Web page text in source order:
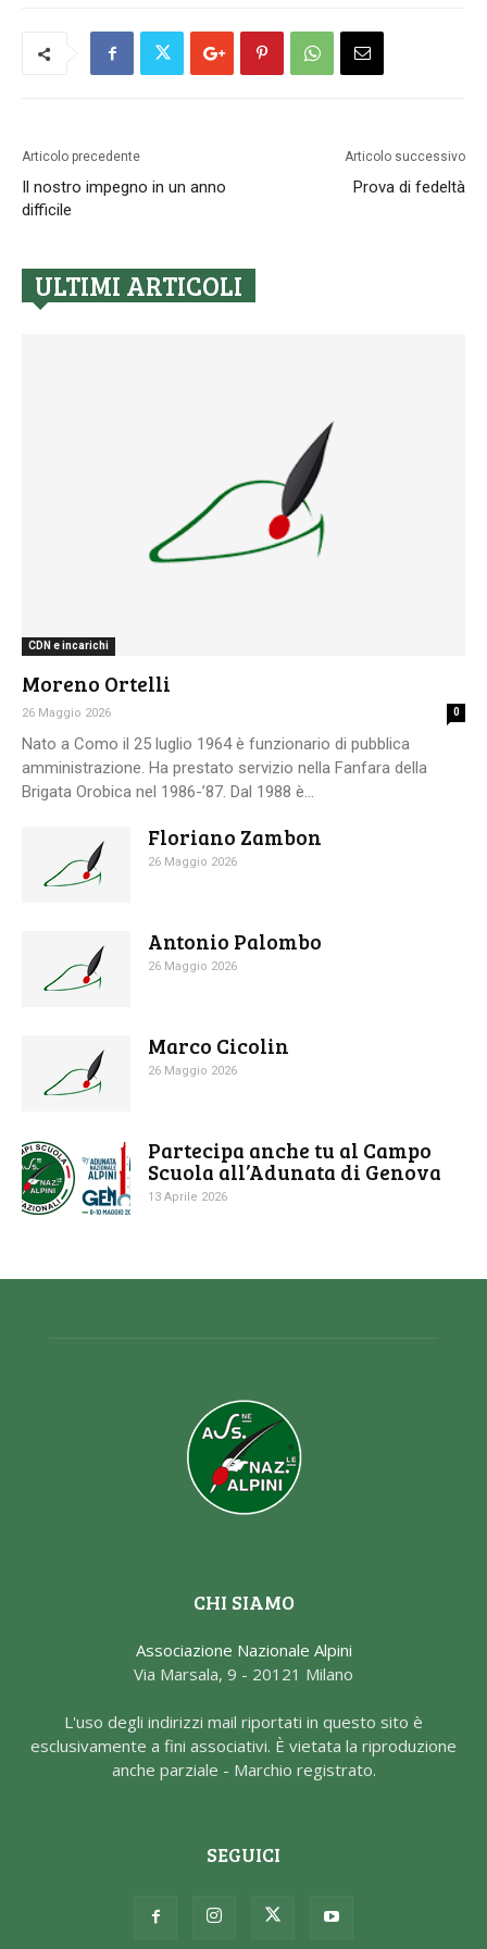
Articolo precedente
Il nostro impegno in un anno
difficile
Articolo successivo
Prova di fedeltà
ULTIMI ARTICOLI
CDN e incarichi
Moreno Ortelli
26 Maggio 2026 0
Nato a Como il 25 luglio 1964 è funzionario di pubblica
amministrazione. Ha prestato servizio nella Fanfara della
Brigata Orobica nel 1986-’87. Dal 1988 è...
Floriano Zambon
26 Maggio 2026
Antonio Palombo
26 Maggio 2026
Marco Cicolin
26 Maggio 2026
Partecipa anche tu al Campo
Scuola all’Adunata di Genova
13 Aprile 2026
CHI SIAMO
Associazione Nazionale Alpini
Via Marsala, 9 - 20121 Milano
L'uso degli indirizzi mail riportati in questo sito è
esclusivamente a fini associativi. È vietata la riproduzione
anche parziale - Marchio registrato.
SEGUICI